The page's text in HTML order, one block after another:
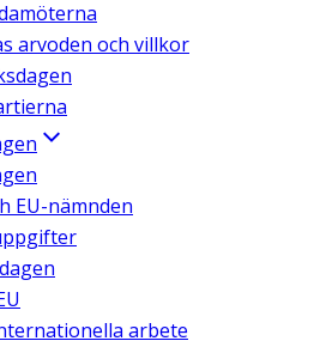
arvoden och villkor
EU-nämnden
arbete